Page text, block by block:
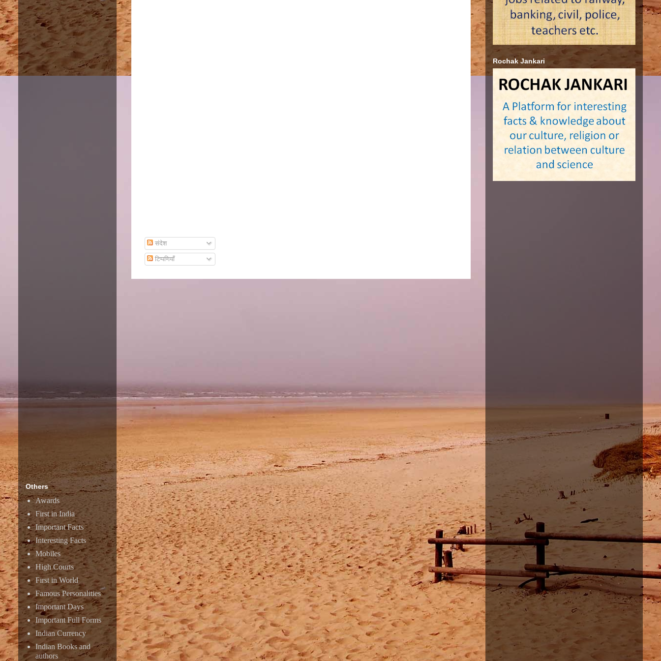
संदेश
टिप्पणियाँ
Others
Awards
First in India
Important Facts
Interesting Facts
Mobiles
High Courts
First in World
Famous Personalities
Important Days
Important Full Forms
Indian Currency
Indian Books and
authors
Rochak Jankari